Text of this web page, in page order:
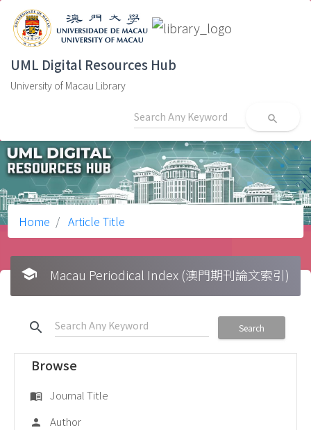
UML Digital Resources Hub
University of Macau Library
search
Home Article Title
school Macau Periodical Index (澳門期刊論文索引)
search Search
Browse
menu_book Journal Title
person Author